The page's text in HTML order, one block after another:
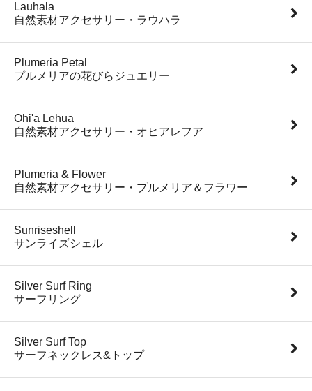
Lauhala
自然素材アクセサリー・ラウハラ
Plumeria Petal
プルメリアの花びらジュエリー
Ohi'a Lehua
自然素材アクセサリー・オヒアレフア
Plumeria & Flower
自然素材アクセサリー・プルメリア＆フラワー
Sunriseshell
サンライズシェル
Silver Surf Ring
サーフリング
Silver Surf Top
サーフネックレス&トップ